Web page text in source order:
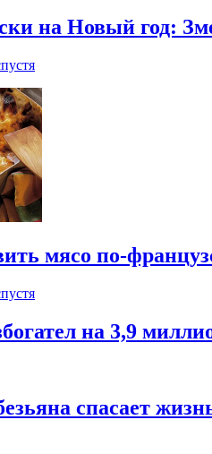
на Новый год:
мясо по-
на 3,9
спасает